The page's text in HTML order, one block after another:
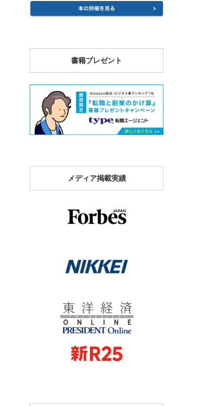
書籍プレゼント
メディア掲載実績